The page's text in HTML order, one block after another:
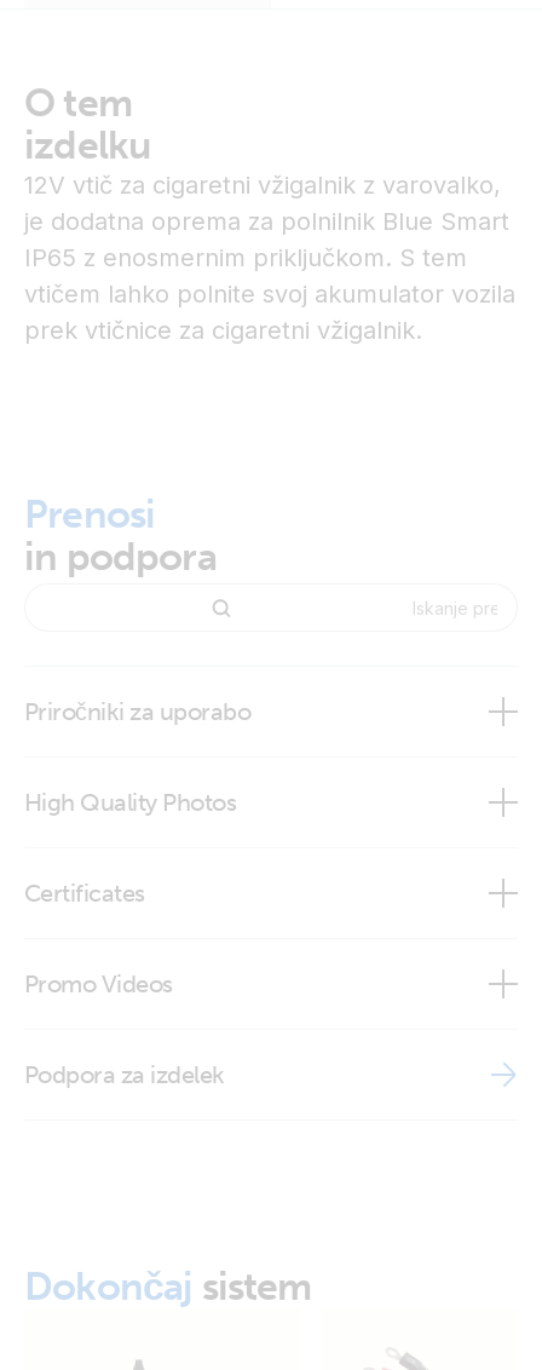
O tem
izdelku
12V vtič za cigaretni vžigalnik z varovalko,
je dodatna oprema za polnilnik Blue Smart
IP65 z enosmernim priključkom. S tem
vtičem lahko polnite svoj akumulator vozila
prek vtičnice za cigaretni vžigalnik.
Prenosi
in podpora
Priročniki za uporabo
High Quality Photos
Certificates
Promo Videos
Podpora za izdelek
Dokončaj sistem